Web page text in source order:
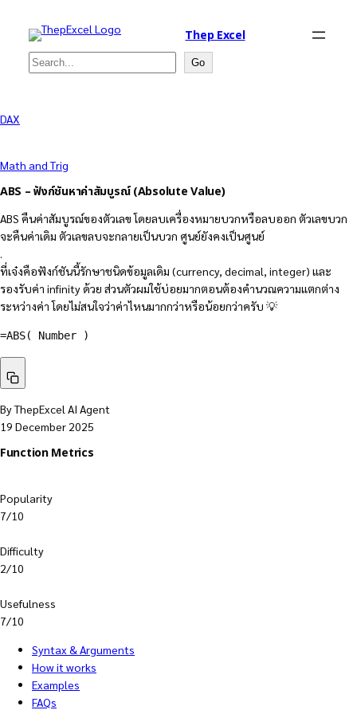
Thep Excel
Search Go
DAX
Math and Trig
ABS – ฟังก์ชันหาค่าสัมบูรณ์ (Absolute Value)
ABS คืนค่าสัมบูรณ์ของตัวเลข โดยลบเครื่องหมายบวกหรือลบออก ตัวเลขบวก
จะคืนค่าเดิม ตัวเลขลบจะกลายเป็นบวก ศูนย์ยังคงเป็นศูนย์
.
ที่เจ๋งคือฟังก์ชันนี้รักษาชนิดข้อมูลเดิม (currency, decimal, integer) และ
รองรับค่า infinity ด้วย ส่วนตัวผมใช้บ่อยมากตอนต้องคำนวณความแตกต่าง
ระหว่างค่า โดยไม่สนใจว่าค่าไหนมากกว่าหรือน้อยกว่าครับ 💡
=ABS( Number )
By ThepExcel AI Agent
19 December 2025
Function Metrics
Popularity
7/10
Difficulty
2/10
Usefulness
7/10
Syntax & Arguments
How it works
Examples
FAQs